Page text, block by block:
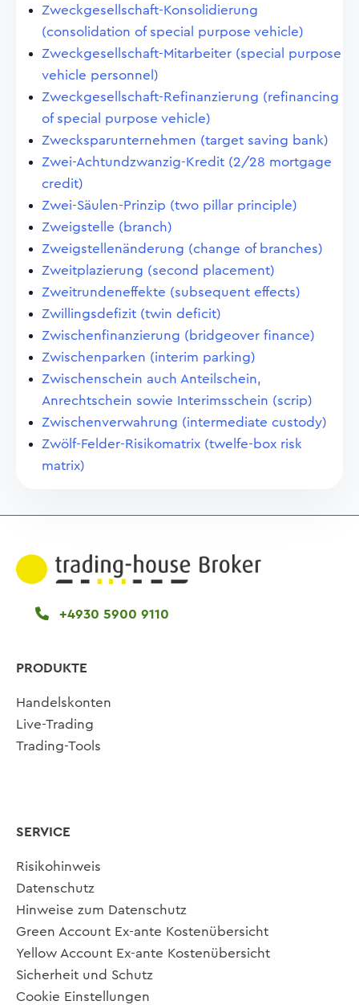
Zweckgesellschaft-Konsolidierung
(consolidation of special purpose vehicle)
Zweckgesellschaft-Mitarbeiter (special purpose
vehicle personnel)
Zweckgesellschaft-Refinanzierung (refinancing
of special purpose vehicle)
Zwecksparunternehmen (target saving bank)
Zwei-Achtundzwanzig-Kredit (2/28 mortgage
credit)
Zwei-Säulen-Prinzip (two pillar principle)
Zweigstelle (branch)
Zweigstellenänderung (change of branches)
Zweitplazierung (second placement)
Zweitrundeneffekte (subsequent effects)
Zwillingsdefizit (twin deficit)
Zwischenfinanzierung (bridgeover finance)
Zwischenparken (interim parking)
Zwischenschein auch Anteilschein,
Anrechtschein sowie Interimsschein (scrip)
Zwischenverwahrung (intermediate custody)
Zwölf-Felder-Risikomatrix (twelfe-box risk
matrix)
+4930 5900 9110
PRODUKTE
Handelskonten
Live-Trading
Trading-Tools
SERVICE
Risikohinweis
Datenschutz
Hinweise zum Datenschutz
Green Account Ex-ante Kostenübersicht
Yellow Account Ex-ante Kostenübersicht
Sicherheit und Schutz
Cookie Einstellungen